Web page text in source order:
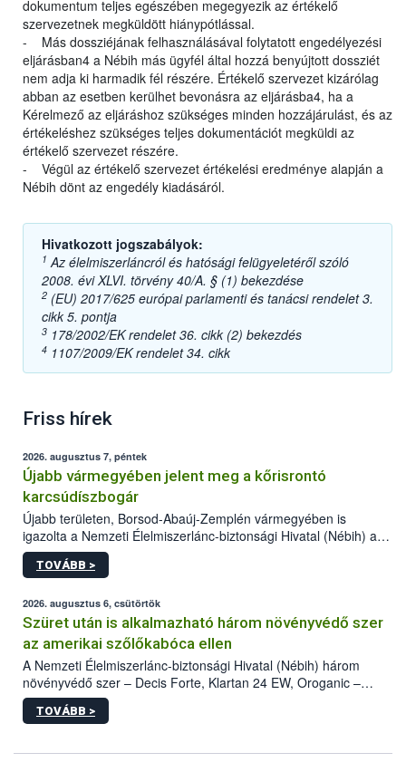
dokumentum teljes egészében megegyezik az értékelő
szervezetnek megküldött hiánypótlással.
- Más dossziéjának felhasználásával folytatott engedélyezési
eljárásban4 a Nébih más ügyfél által hozzá benyújtott dossziét
nem adja ki harmadik fél részére. Értékelő szervezet kizárólag
abban az esetben kerülhet bevonásra az eljárásba4, ha a
Kérelmező az eljáráshoz szükséges minden hozzájárulást, és az
értékeléshez szükséges teljes dokumentációt megküldi az
értékelő szervezet részére.
- Végül az értékelő szervezet értékelési eredménye alapján a
Nébih dönt az engedély kiadásáról.
Hivatkozott jogszabályok:
1 Az élelmiszerláncról és hatósági felügyeletéről szóló
2008. évi XLVI. törvény 40/A. § (1) bekezdése
2 (EU) 2017/625 európai parlamenti és tanácsi rendelet 3.
cikk 5. pontja
3 178/2002/EK rendelet 36. cikk (2) bekezdés
4 1107/2009/EK rendelet 34. cikk
Friss hírek
2026. augusztus 7, péntek
Újabb vármegyében jelent meg a kőrisrontó
karcsúdíszbogár
Újabb területen, Borsod-Abaúj-Zemplén vármegyében is
igazolta a Nemzeti Élelmiszerlánc-biztonsági Hivatal (Nébih) a
kőrisrontó karcsúdíszbogár (Agrilus planipennis) jelenlétét. A
kártevőt nem csak színcsapdában találták meg, de már fertőzött
az intenzív felderítést, emellett az intézkedéseket a szlovák
hatósággal is összehangolják a terjedés megállítása érdekében.
TOVÁBB >
2026. augusztus 6, csütörtök
Szüret után is alkalmazható három növényvédő szer
az amerikai szőlőkabóca ellen
A Nemzeti Élelmiszerlánc-biztonsági Hivatal (Nébih) három
növényvédő szer – Decis Forte, Klartan 24 EW, Oroganic –
engedélyokiratát módosította, így azok a szüretet követően,
egészen a vesszőérettség (BBCH 91) stádiumáig
érésű szőlőkben is legyen lehetőség a károsító elleni további
TOVÁBB >